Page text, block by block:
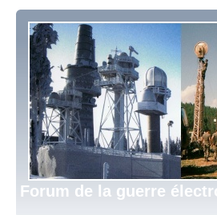
Forum de la guerre